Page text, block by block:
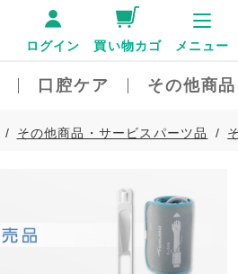
口腔ケア その他商
ログイン 買い物カゴ メニュー
その他商品・サービスパーツ品